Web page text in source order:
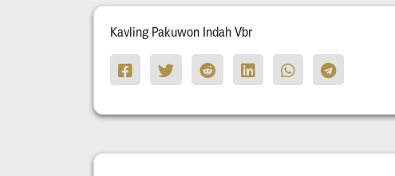
Kavling Pakuwon Indah Vbr